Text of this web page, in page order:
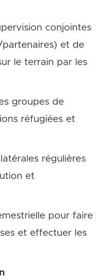
conjointes
partenaires) et de
le terrain par les
groupes de
réfugiées et
régulières
et
pour faire
et effectuer les